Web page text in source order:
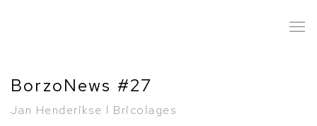
BorzoNews #27
Jan Henderikse l Bricolages